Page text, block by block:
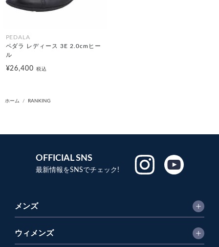
PEDALA
ペダラ レディース 3E 2.0cmヒー
ル
¥26,400税込
ホーム RANKING
OFFICIAL SNS
最新情報をSNSでチェック!
メンズ
ウィメンズ